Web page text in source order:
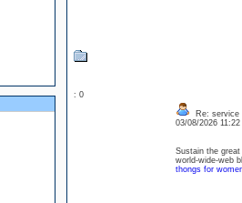
: 0
Re: service
03/08/2026
Sustain the
world-wide-web
thongs for